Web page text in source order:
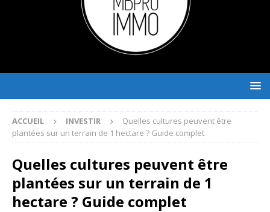
ACCUEIL INVESTIR
Quelles cultures peuvent être
plantées sur un terrain de 1 hectare ? Guide complet
Quelles cultures peuvent être
plantées sur un terrain de 1
hectare ? Guide complet